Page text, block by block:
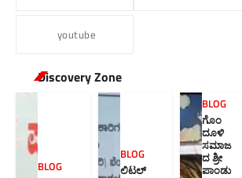
youtube
Discovery Zone
BLOG
BLOG
ಲಿಟಲ್
BLOG
ಗೊಂ
ದೂಳಿ
ಸಮಾಜ
ದ ಶ್ರೀ
ಪಾಂಡು